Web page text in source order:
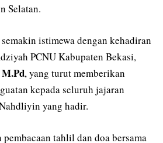
Selatan.
istimewa dengan kehadiran
PCNU Kabupaten Bekasi,
, yang turut memberikan
kepada seluruh jajaran
yang hadir.
tahlil dan doa bersama